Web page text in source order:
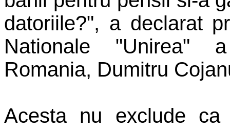
datoriile?", a declarat
Nationale "Unirea"
Romania, Dumitru
Acesta nu exclude ca